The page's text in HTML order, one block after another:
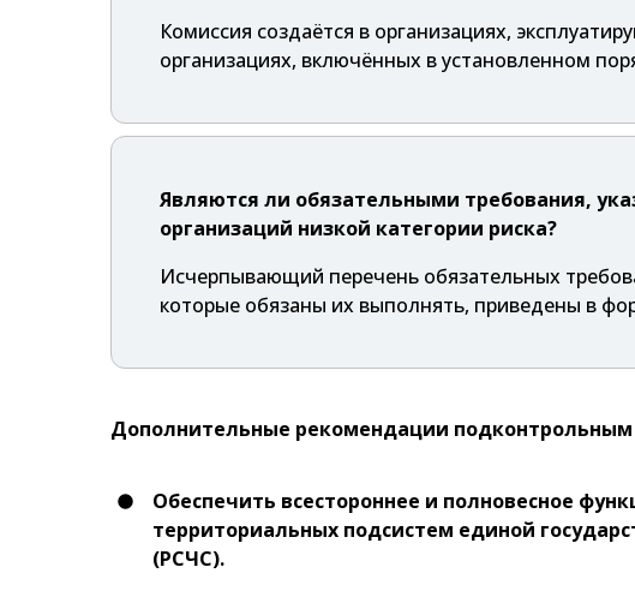
Комиссия создаётся в организациях,
организациях, включённых в установленном
Являются ли обязательными требования,
организаций низкой категории риска?
Исчерпывающий перечень обязательных
которые обязаны их выполнять, приведены в
Дополнительные рекомендации
Обеспечить всестороннее и полновесное
территориальных подсистем единой
(РСЧС).